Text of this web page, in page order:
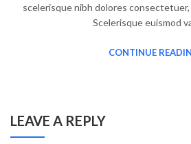
scelerisque nibh dolores
Scelerisque euismod
CONTINUE
LEAVE A REPLY